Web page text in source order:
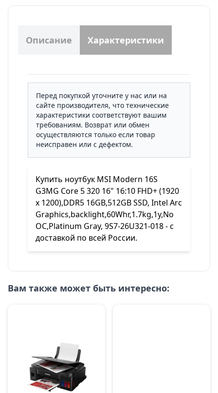
Описание Характеристики
Перед покупкой уточните у нас или на
сайте производителя, что технические
характеристики соответствуют вашим
требованиям. Возврат или обмен
осуществляются только если товар
неисправен или с дефектом.
Купить ноутбук MSI Modern 16S
G3MG Core 5 320 16" 16:10 FHD+ (1920
x 1200),DDR5 16GB,512GB SSD, Intel Arc
Graphics,backlight,60Whr,1.7kg,1y,No
OC,Platinum Gray, 9S7-26U321-018 - с
доставкой по всей России.
Вам также может быть интересно: